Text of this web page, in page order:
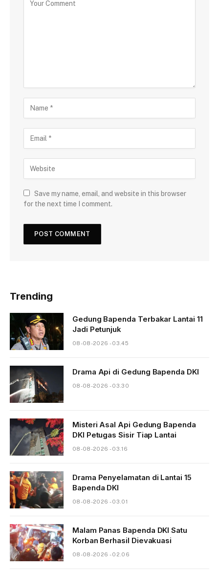
Save my name, email, and website in this browser
for the next time I comment.
Trending
Gedung Bapenda Terbakar Lantai 11
Jadi Petunjuk
08-08-2026 - 03.45
Drama Api di Gedung Bapenda DKI
08-08-2026 - 03.30
Misteri Asal Api Gedung Bapenda
DKI Petugas Sisir Tiap Lantai
08-08-2026 - 03.16
Drama Penyelamatan di Lantai 15
Bapenda DKI
08-08-2026 - 03.01
Malam Panas Bapenda DKI Satu
Korban Berhasil Dievakuasi
08-08-2026 - 02.06